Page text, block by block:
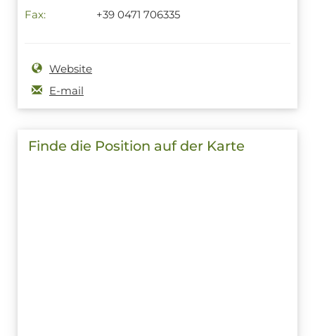
Fax:
+39 0471 706335
Website
E-mail
Finde die Position auf der Karte